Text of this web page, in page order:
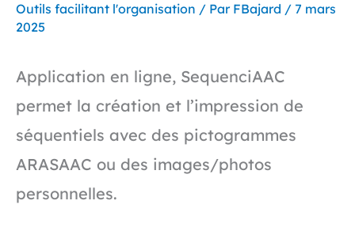
Outils facilitant l'organisation / Par FBajard / 7 mars
2025
Application en ligne, SequenciAAC
permet la création et l’impression de
séquentiels avec des pictogrammes
ARASAAC ou des images/photos
personnelles.